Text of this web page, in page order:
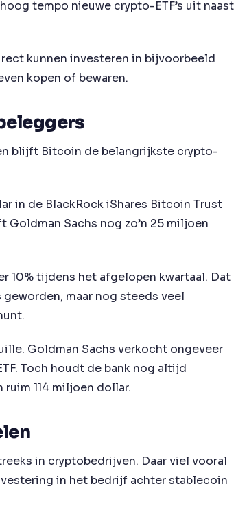
tempo nieuwe crypto-ETF’s uit naast
kunnen investeren in bijvoorbeeld
kopen of bewaren.
blijft Bitcoin de belangrijkste crypto-
in de BlackRock iShares Bitcoin Trust
Goldman Sachs nog zo’n 25 miljoen
10% tijdens het afgelopen kwartaal. Dat
maar nog steeds veel
Goldman Sachs verkocht ongeveer
Toch houdt de bank nog altijd
114 miljoen dollar.
in cryptobedrijven. Daar viel vooral
in het bedrijf achter stablecoin